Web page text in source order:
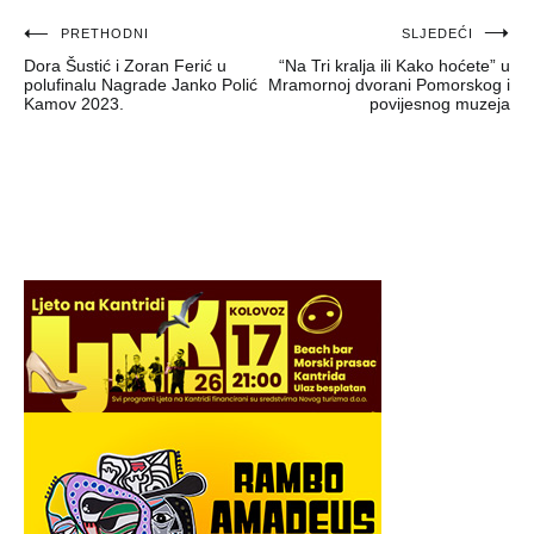
Navigacija
objava
PRETHODNI
Dora Šustić i Zoran Ferić u
polufinalu Nagrade Janko Polić
Kamov 2023.
SLJEDEĆI
“Na Tri kralja ili Kako hoćete” u
Mramornoj dvorani Pomorskog i
povijesnog muzeja